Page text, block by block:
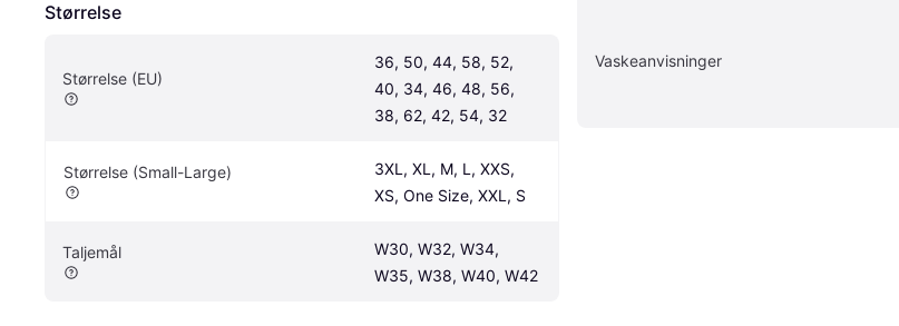
Størrelse
Størrelse (EU)
36, 50, 44, 58, 52,
40, 34, 46, 48, 56,
38, 62, 42, 54, 32
Størrelse (Small-Large)
3XL, XL, M, L, XXS,
XS, One Size, XXL, S
Taljemål
W30, W32, W34,
W35, W38, W40, W42
Vaskeanvisninger